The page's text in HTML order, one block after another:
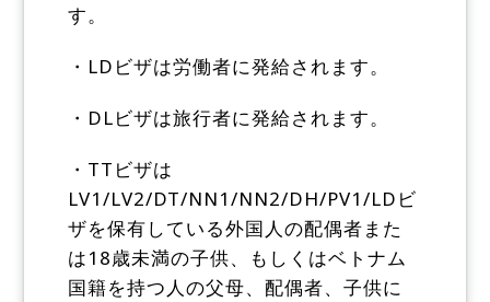
す。
・LDビザは労働者に発給されます。
・DLビザは旅行者に発給されます。
・TTビザは
LV1/LV2/DT/NN1/NN2/DH/PV1/LDビ
ザを保有している外国人の配偶者また
は18歳未満の子供、もしくはベトナム
国籍を持つ人の父母、配偶者、子供に